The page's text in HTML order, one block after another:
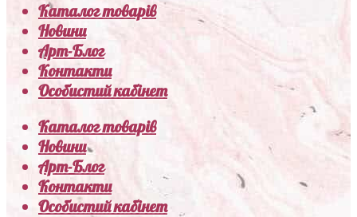
Каталог товарів
Новини
Арт-Блог
Контакти
Особистий кабінет
Каталог товарів
Новини
Арт-Блог
Контакти
Особистий кабінет